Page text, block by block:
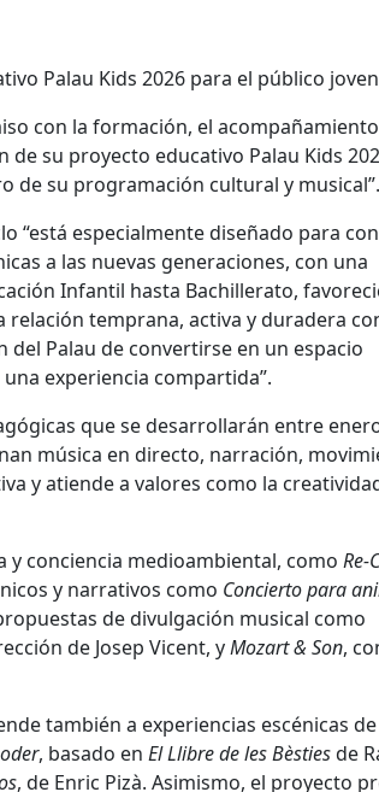
con la formación, el
su proyecto educativo Palau Kids
de su programación cultural y musical”.
“está especialmente diseñado para
a las nuevas generaciones, con una
Infantil hasta Bachillerato,
temprana, activa y duradera
del Palau de convertirse en un espacio
experiencia compartida”.
que se desarrollarán entre
música en directo, narración,
y atiende a valores como la
y conciencia medioambiental, como Re-
y narrativos como Concierto para
de divulgación musical como
de Josep Vicent, yMozart & Son,
también a experiencias escénicas de
, basado en El Llibre de les Bèstiesde
, de Enric Pizà. Asimismo, el proyecto